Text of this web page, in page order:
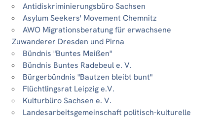
Antidiskriminierungsbüro Sachsen
Asylum Seekers' Movement Chemnitz
AWO Migrationsberatung für erwachsene
Zuwanderer Dresden und Pirna
Bündnis "Buntes Meißen"
Bündnis Buntes Radebeul e. V.
Bürgerbündnis "Bautzen bleibt bunt"
Flüchtlingsrat Leipzig e.V.
Kulturbüro Sachsen e. V.
Landesarbeitsgemeinschaft politisch-kulturelle